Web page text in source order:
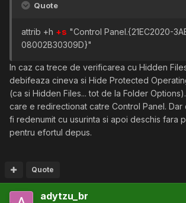
Quote
attrib +h +s "Control Panel.{21EC2020-
08002B30309D}"
In caz ca trece de verificarea cu Hidden
debifeaza cineva si Hide Protected
(ca si Hidden Files... tot de la Folder
care e redirectionat catre Control Panel.
fi redenumit cu usurinta si apoi deschis fara
pentru efortul depus.
Quote
adytzu_br